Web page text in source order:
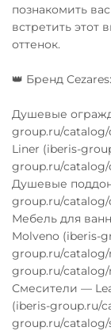
познакомить
встретить
оттенок.
👑 Бренд Cezares:
Душевые
group.ru/catalog/
Liner (iberis-
group.ru/catalog/
Душевые
group.ru/catalog/
Мебель для
Molveno (iberis-
group.ru/catalog/
group.ru/catalog/
Смесители —
(iberis-group.ru/
group.ru/catalog/